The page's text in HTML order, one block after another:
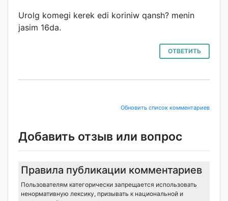
Urolg komegi kerek edi koriniw qansh? menin
jasim 16da.
ОТВЕТИТЬ
Обновить список комментариев
Добавить отзыв или вопрос
Правила публикации комментариев
Пользователям категорически запрещается использовать
ненормативную лексику, призывать к национальной и